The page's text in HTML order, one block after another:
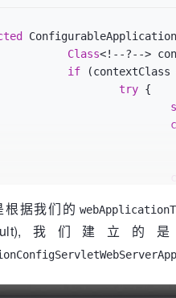
//打印
Banner
//创建应
//通过
//为
//之后初始化IoC容器，并调
//这里就包括通过
environment, listeners, applicationArguments, printedBanner);
Class<!--?-->
if (contextClass
try {
}
根据我们的
我们建立